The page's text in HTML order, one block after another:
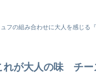
の組み合わせに大人を感じる『
れが大人の味 チー